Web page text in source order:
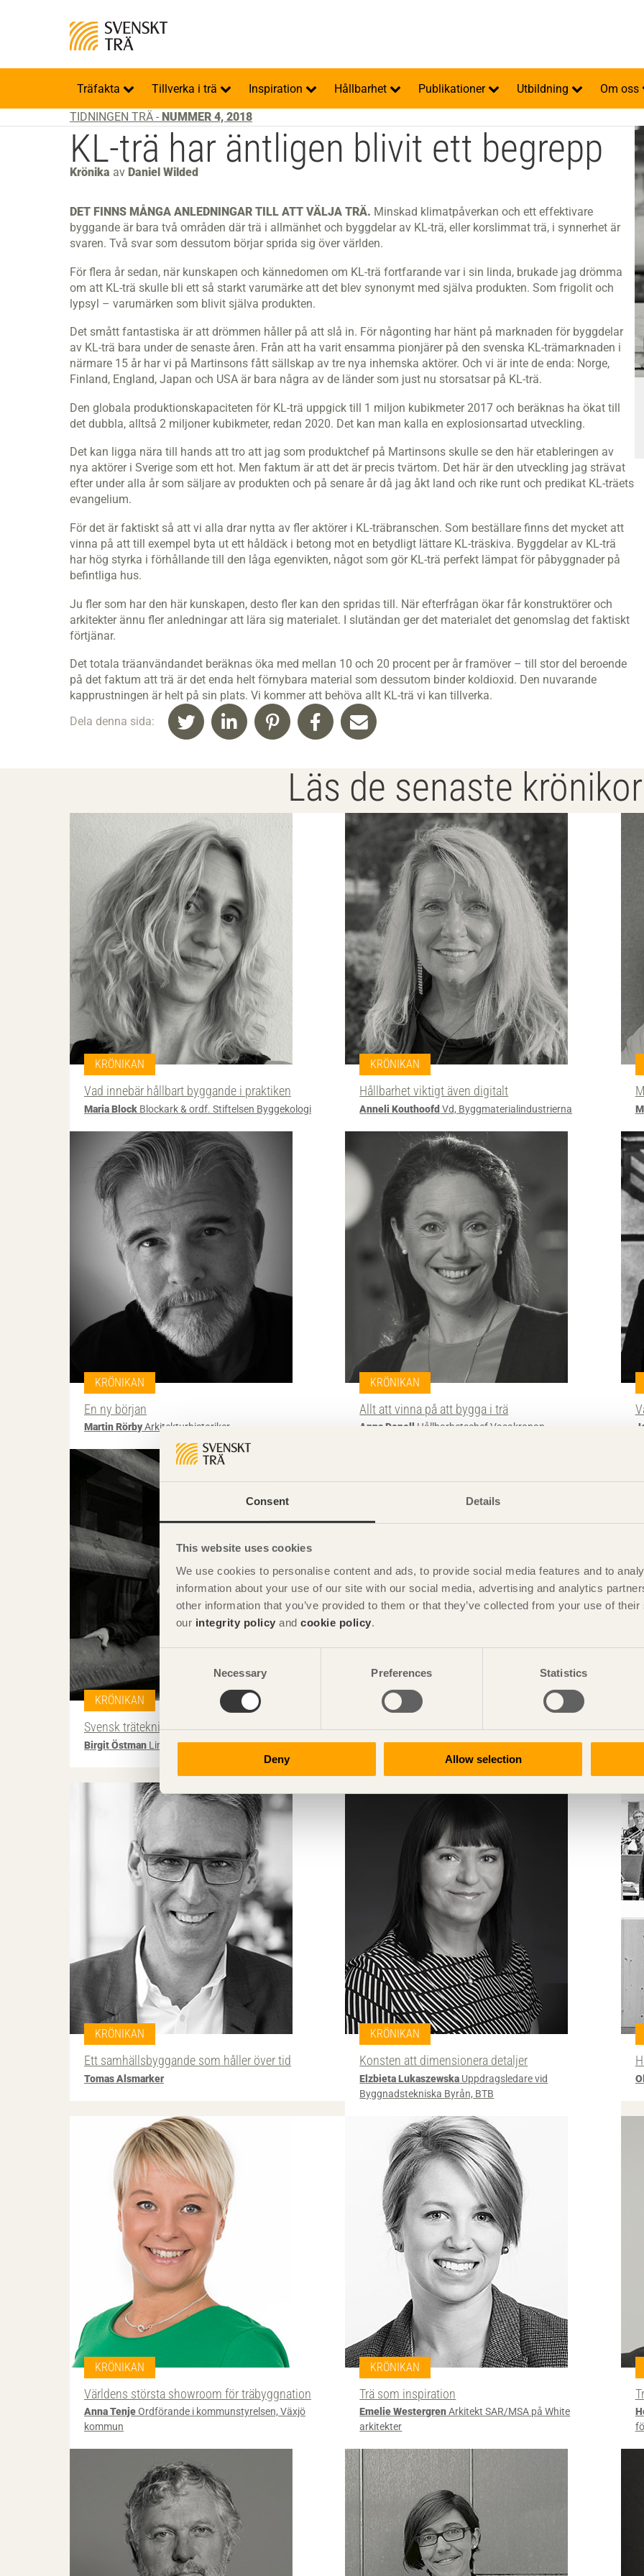
Consent Details
This website uses cookies
We use cookies to personalise content and ads, to provide social media features and to
information about your use of our site with our social media, advertising and analytics
other information that you’ve provided to them or that they’ve collected from your use of
our integrity policy and cookie policy.
Selection
Necessary Preferences Statistics
Deny Allow selection
Träfakta Tillverka i trä Inspiration Hållbarhet Publikationer Utbildning Om oss
TIDNINGEN TRÄ - NUMMER 4, 2018
KL-trä har äntligen blivit ett begrepp
Krönika av Daniel Wilded
DET FINNS MÅNGA ANLEDNINGAR TILL ATT VÄLJA TRÄ. Minskad klimatpåverkan och ett effektivare
byggande är bara två områden där trä i allmänhet och byggdelar av KL-trä, eller korslimmat trä, i synnerhet är
svaren. Två svar som dessutom börjar sprida sig över världen.
För flera år sedan, när kunskapen och kännedomen om KL-trä fortfarande var i sin linda, brukade jag drömma
om att KL-trä skulle bli ett så starkt varumärke att det blev synonymt med själva produkten. Som frigolit och
lypsyl – varumärken som blivit själva produkten.
Det smått fantastiska är att drömmen håller på att slå in. För någonting har hänt på marknaden för byggdelar
av KL-trä bara under de senaste åren. Från att ha varit ensamma pionjärer på den svenska KL-trämarknaden i
närmare 15 år har vi på Martinsons fått sällskap av tre nya inhemska aktörer. Och vi är inte de enda: Norge,
Finland, England, Japan och USA är bara några av de länder som just nu storsatsar på KL-trä.
Den globala produktionskapaciteten för KL-trä uppgick till 1 miljon kubikmeter 2017 och beräknas ha ökat till
det dubbla, alltså 2 miljoner kubikmeter, redan 2020. Det kan man kalla en explosionsartad utveckling.
Det kan ligga nära till hands att tro att jag som produktchef på Martinsons skulle se den här etableringen av
nya aktörer i Sverige som ett hot. Men faktum är att det är precis tvärtom. Det här är den utveckling jag strävat
efter under alla år som säljare av produkten och på senare år då jag åkt land och rike runt och predikat KL-träets
evangelium.
För det är faktiskt så att vi alla drar nytta av fler aktörer i KL-träbranschen. Som beställare finns det mycket att
vinna på att till exempel byta ut ett håldäck i betong mot en betydligt lättare KL-träskiva. Byggdelar av KL-trä
har hög styrka i förhållande till den låga egenvikten, något som gör KL-trä perfekt lämpat för påbyggnader på
befintliga hus.
Ju fler som har den här kunskapen, desto fler kan den spridas till. När efterfrågan ökar får konstruktörer och
arkitekter ännu fler anledningar att lära sig materialet. I slutändan ger det materialet det genomslag det faktiskt
förtjänar.
Det totala träanvändandet beräknas öka med mellan 10 och 20 procent per år framöver – till stor del beroende
på det faktum att trä är det enda helt förnybara material som dessutom binder koldioxid. Den nuvarande
kapprustningen är helt på sin plats. Vi kommer att behöva allt KL-trä vi kan tillverka.
Dela denna sida:
Läs de senaste
KRÖNIKAN
Vad innebär hållbart byggande i praktiken
Maria Block Blockark & ordf. Stiftelsen Byggekologi
KRÖNIKAN
Hållbarhet viktigt även digitalt
Anneli Kouthoofd Vd, Byggmaterialindustrierna
KRÖNIKAN
En ny början
Martin RörbyArkitekturhistoriker
KRÖNIKAN
Allt att vinna på att bygga i trä
Anna Denell Hållbarhetschef Vasakronan
KRÖNIKAN
Svensk träteknisk forskning fyller 75 år
Birgit Östman Linnéuniversitetet
KRÖNIKAN
Världen vill ha höga trähus
Rune AbrahamsenVd, Moelven Limtre
KRÖNIKAN
Ett samhällsbyggande som håller över tid
Tomas Alsmarker
KRÖNIKAN
Konsten att dimensionera detaljer
Elzbieta Lukaszewska Uppdragsledare vid
Byggnadstekniska Byrån, BTB
KRÖNIKAN
Världens största showroom för träbyggnation
Anna TenjeOrdförande i kommunstyrelsen, Växjö
kommun
KRÖNIKAN
Trä som inspiration
Emelie WestergrenArkitekt SAR/MSA på White
arkitekter